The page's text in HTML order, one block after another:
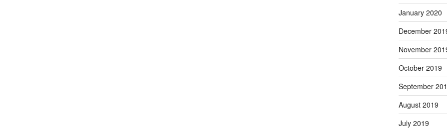
January 2020
December
November
October 2019
September
August 2019
July 2019